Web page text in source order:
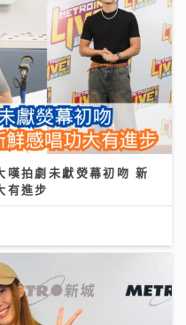
嘆拍劇未獻熒幕初吻 新
有進步